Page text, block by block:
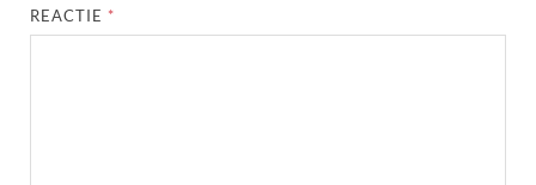
REACTIE *